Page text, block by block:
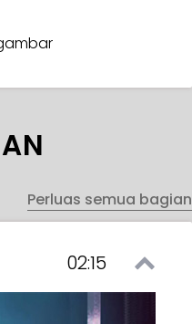
Perluas semua bagian
02:15